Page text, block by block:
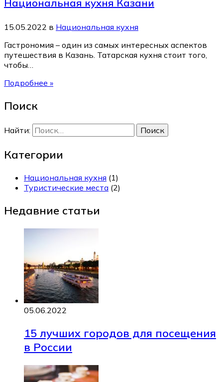
Национальная кухня Казани
15.05.2022 в Национальная кухня
Гастрономия – один из самых интересных аспектов
путешествия в Казань. Татарская кухня стоит того,
чтобы…
Подробнее »
Поиск
Найти:
Категории
Национальная кухня (1)
Туристические места (2)
Недавние статьи
05.06.2022
15 лучших городов для посещения
в России